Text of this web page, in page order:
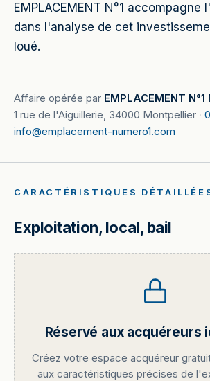
EMPLACEMENT N°1 accompagne
dans l'analyse de cet
loué.
Affaire opérée par EMPLACEMENT N°1
1 rue de l'Aiguillerie, 34000 Montpellier ·
info@emplacement-numero1.com
CARACTÉRISTIQUES
Exploitation, local, bail
Réservé aux acquéreurs
Créez votre espace acquéreur
aux caractéristiques précises de